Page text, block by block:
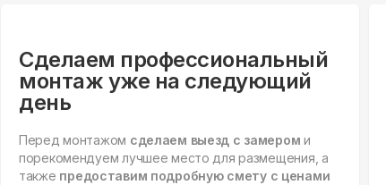
Сделаем профессиональный
монтаж уже на следующий
день
Перед монтажом сделаем выезд с замером и
порекомендуем лучшее место для размещения, а
также предоставим подробную смету с ценами